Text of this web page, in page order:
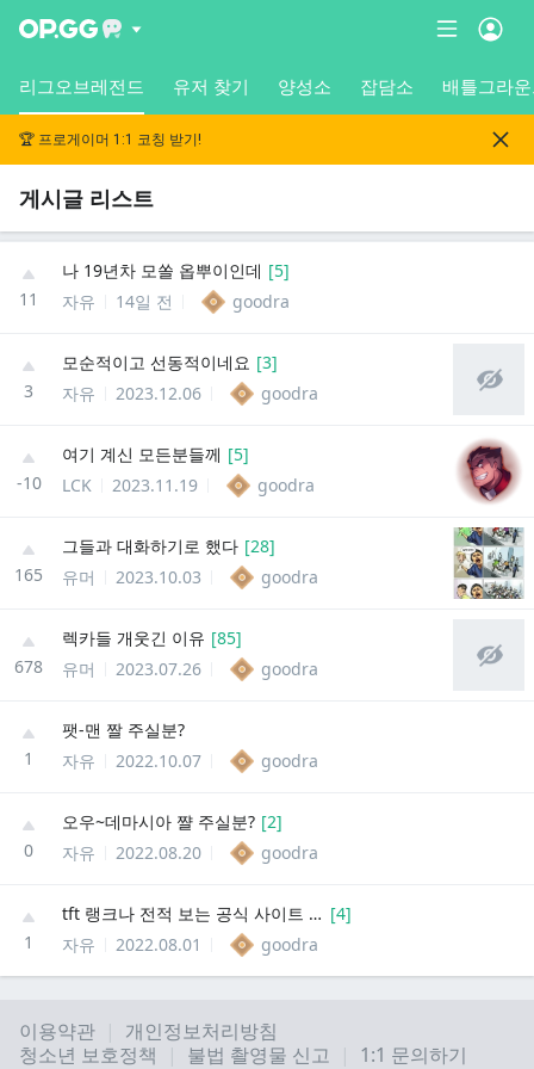
리그오브레전드 유저 찾기 양성소 잡담소 배틀그라
🏆 프로게이머 1:1 코칭 받기!
게시글 리스트
11
나 19년차 모쏠 옵뿌이인데 [5]
자유
14일 전 goodra
3
모순적이고 선동적이네요 [3]
자유
2023.12.06 goodra
-10
여기 계신 모든분들께 [5]
LCK
2023.11.19 goodra
165
그들과 대화하기로 했다 [28]
유머
2023.10.03 goodra
678
렉카들 개웃긴 이유 [85]
유머
2023.07.26 goodra
1
팻-맨 짤 주실분?
자유
2022.10.07 goodra
0
오우~데마시아 쨜 주실분? [2]
자유
2022.08.20 goodra
1
tft 랭크나 전적 보는 공식 사이트 알려주세요 [4]
자유
2022.08.01 goodra
이용약관
개인정보처리방침
청소년 보호정책
불법 촬영물 신고 1:1 문의하기